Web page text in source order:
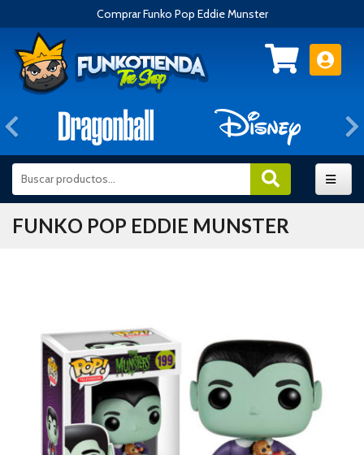
Comprar Funko Pop Eddie Munster
Anterior
FUNKO POP EDDIE MUNSTER